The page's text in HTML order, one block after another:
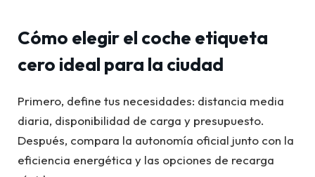
Cómo elegir el coche etiqueta
cero ideal para la ciudad
Primero, define tus necesidades: distancia media
diaria, disponibilidad de carga y presupuesto.
Después, compara la autonomía oficial junto con la
eficiencia energética y las opciones de recarga